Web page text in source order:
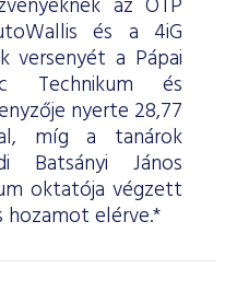
az OTP
és a 4iG
versenyét a Pápai
Technikum és
nyerte 28,77
míg a tanárok
Batsányi János
oktatója végzett
hozamot elérve.*